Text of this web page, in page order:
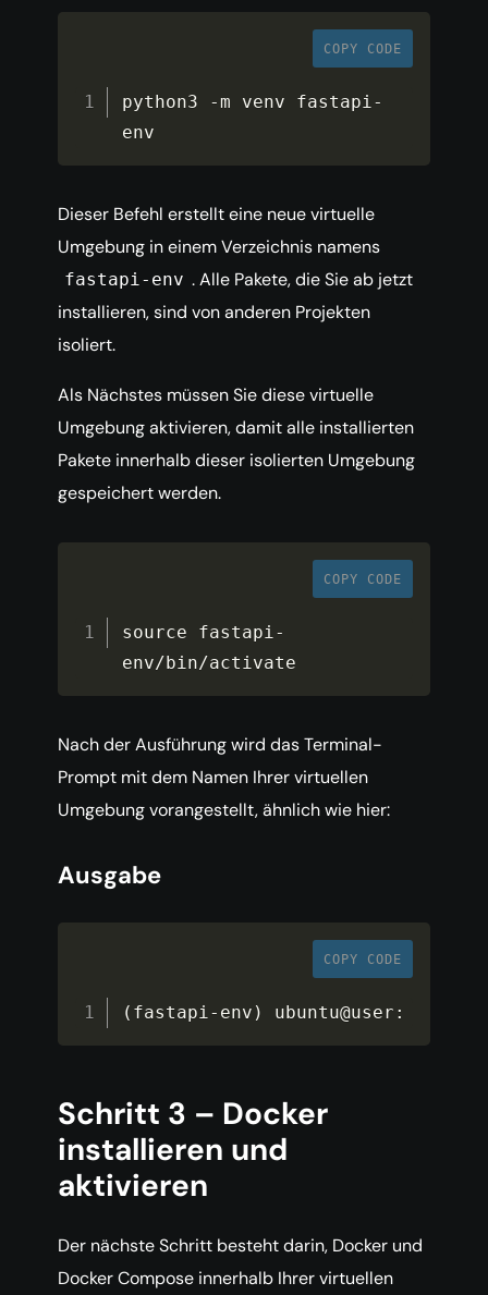
COPY CODE
python3 -m venv fastapi-
env
Dieser Befehl erstellt eine neue virtuelle
Umgebung in einem Verzeichnis namens
fastapi-env . Alle Pakete, die Sie ab jetzt
installieren, sind von anderen Projekten
isoliert.
Als Nächstes müssen Sie diese virtuelle
Umgebung aktivieren, damit alle installierten
Pakete innerhalb dieser isolierten Umgebung
gespeichert werden.
COPY CODE
source fastapi-
env/ bin/activate
Nach der Ausführung wird das Terminal-
Prompt mit dem Namen Ihrer virtuellen
Umgebung vorangestellt, ähnlich wie hier:
Ausgabe
COPY CODE
( fastapi- env ) ubuntu@user :
Schritt 3 – Docker
installieren und
aktivieren
Der nächste Schritt besteht darin, Docker und
Docker Compose innerhalb Ihrer virtuellen